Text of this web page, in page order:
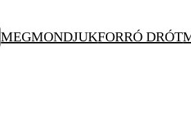
MEGMONDJUKFORRÓ DRÓT